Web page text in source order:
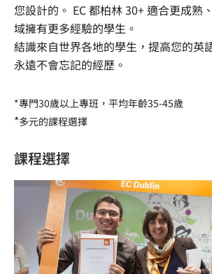
您設計的。 EC 都柏林 30+ 適合更成熟
域擁有更多經驗的學生。
結識來自世界各地的學生，提高您的英
永遠不會忘記的經歷。
*專門30歲以上專班，平均年齡35-45歲
*多元的課程選擇
課程選擇